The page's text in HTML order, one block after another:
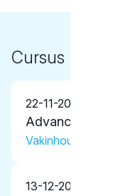
Cursus
22-11-2025
Advanced
Vakinhoudelijke
13-12-2024